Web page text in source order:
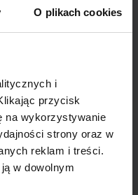
O plikach cookies
i
przycisk
na wykorzystywanie
strony oraz w
reklam i treści.
w dowolnym
linii lotniczych,
Airport